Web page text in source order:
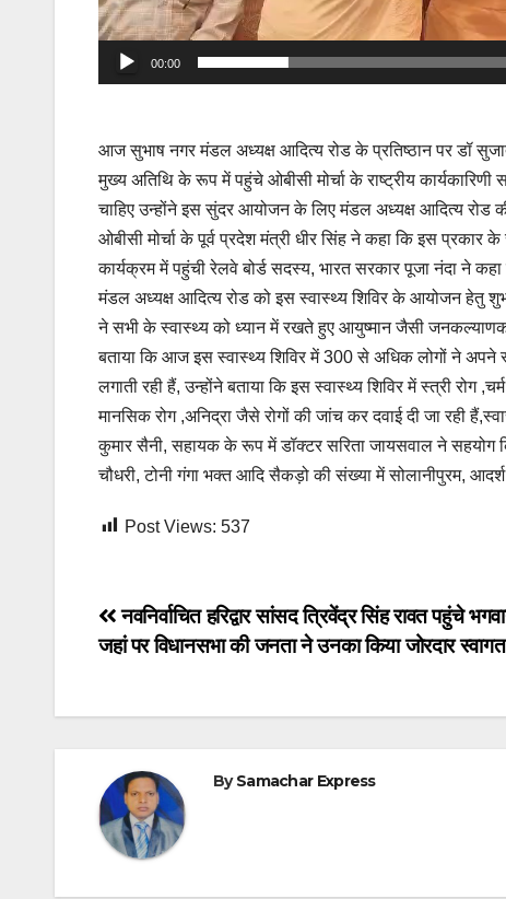
00:00
आज सुभाष नगर मंडल अध्यक्ष आदित्य रोड के प्रतिष्ठान पर डॉ
मुख्य अतिथि के रूप में पहुंचे ओबीसी मोर्चा के राष्ट्रीय
चाहिए उन्होंने इस सुंदर आयोजन के लिए मंडल अध्यक्ष आदित्य रोड
ओबीसी मोर्चा के पूर्व प्रदेश मंत्री धीर सिंह ने कहा कि इस
कार्यक्रम में पहुंची रेलवे बोर्ड सदस्य, भारत सरकार पूजा नंदा ने
मंडल अध्यक्ष आदित्य रोड को इस स्वास्थ्य शिविर के आयोजन हेतु
ने सभी के स्वास्थ्य को ध्यान में रखते हुए आयुष्मान जैसी
बताया कि आज इस स्वास्थ्य शिविर में 300 से अधिक लोगों ने अपने
लगाती रही हैं, उन्होंने बताया कि इस स्वास्थ्य शिविर में स्त्री रोग
मानसिक रोग ,अनिद्रा जैसे रोगों की जांच कर दवाई दी जा रही
कुमार सैनी, सहायक के रूप में डॉक्टर सरिता जायसवाल ने सहयोग
चौधरी, टोनी गंगा भक्त आदि सैकड़ो की संख्या में सोलानीपुरम,
Post Views: 537
Post
navigation
नवनिर्वाचित हरिद्वार सांसद त्रिवेंद्र सिंह रावत पहुंचे
जहां पर विधानसभा की जनता ने उनका किया जोरदार स्वागत
BySamachar Express